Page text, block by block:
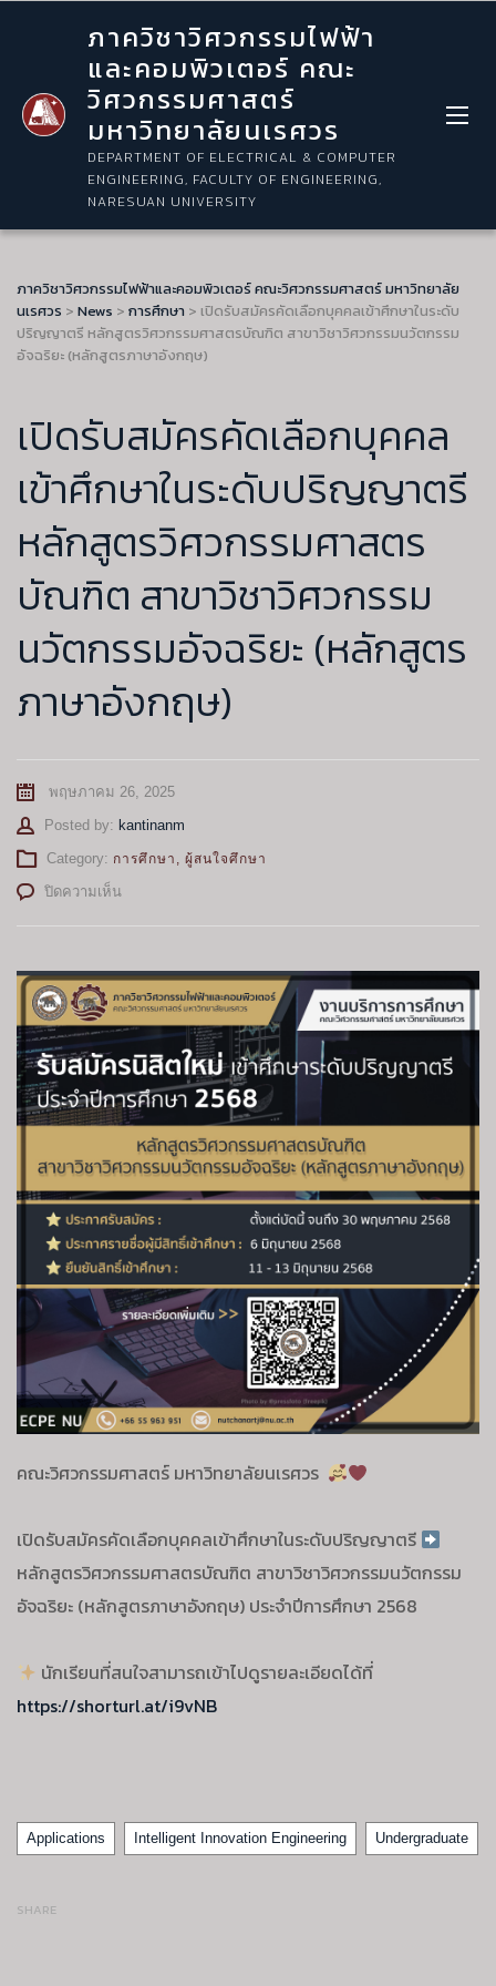
ภาควิชาวิศวกรรมไฟฟ้า
และคอมพิวเตอร์ คณะ
วิศวกรรมศาสตร์
มหาวิทยาลัยนเรศวร
DEPARTMENT OF ELECTRICAL & COMPUTER
ENGINEERING, FACULTY OF ENGINEERING,
NARESUAN UNIVERSITY
ภาควิชาวิศวกรรมไฟฟ้าและคอมพิวเตอร์ คณะวิศวกรรมศาสตร์ มหาวิทยาลัย
นเรศวร > News > การศึกษา > เปิดรับสมัครคัดเลือกบุคคลเข้าศึกษาในระดับ
ปริญญาตรี หลักสูตรวิศวกรรมศาสตรบัณฑิต สาขาวิชาวิศวกรรมนวัตกรรม
อัจฉริยะ (หลักสูตรภาษาอังกฤษ)
เปิดรับสมัครคัดเลือกบุคคล
เข้าศึกษาในระดับปริญญาตรี
หลักสูตรวิศวกรรมศาสตร
บัณฑิต สาขาวิชาวิศวกรรม
นวัตกรรมอัจฉริยะ (หลักสูตร
ภาษาอังกฤษ)
พฤษภาคม 26, 2025
Posted by: Author
kantinanm
Category: การศึกษา , ผู้สนใจศึกษา
ปิดความเห็นบน
คัด
เลือก
บุคคล
เข้า
ศึกษา
ใน
ระดับ
ปริญญา
หลักสูตร
วิศวกรรม
ศาสตร
บัณฑิต
สาขา
วิชา
วิศวกรรม
นวัตกรรม
อัจฉริยะ
(หลักสูตร
ภาษา
อังกฤษ)
คณะวิศวกรรมศาสตร์ มหาวิทยาลัยนเรศวร​
เปิดรับสมัครคัดเลือกบุคคลเข้าศึกษาในระดับปริญญาตรี
หลักสูตรวิศวกรรมศาสตรบัณฑิต สาขาวิชาวิศวกรรมนวัตกรรม
อัจฉริยะ (หลักสูตรภาษาอังกฤษ) ประจำปีการศึกษา 2568
นักเรียนที่สนใจสามารถเข้าไปดูรายละเอียดได้ที่
https://shorturl.at/i9vNB
Tags
Applications Intelligent Innovation Engineering Undergraduate
SHARE